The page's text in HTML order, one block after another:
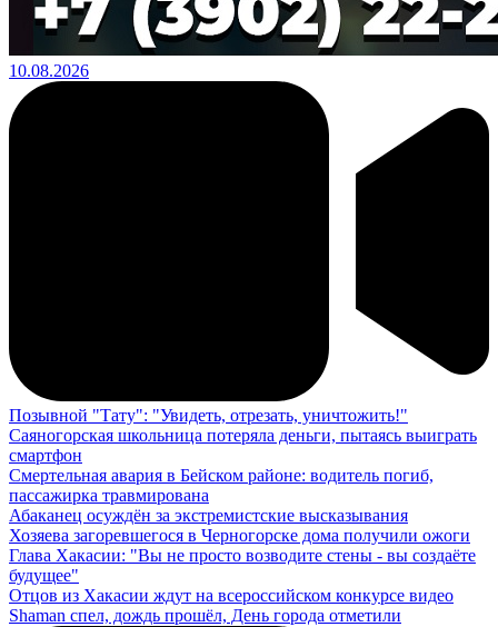
10.08.2026
Позывной "Тату": "Увидеть, отрезать, уничтожить!"
Саяногорская школьница потеряла деньги, пытаясь выиграть
смартфон
Смертельная авария в Бейском районе: водитель погиб,
пассажирка травмирована
Абаканец осуждён за экстремистские высказывания
Хозяева загоревшегося в Черногорске дома получили ожоги
Глава Хакасии: "Вы не просто возводите стены - вы создаёте
будущее"
Отцов из Хакасии ждут на всероссийском конкурсе видео
Shaman спел, дождь прошёл, День города отметили